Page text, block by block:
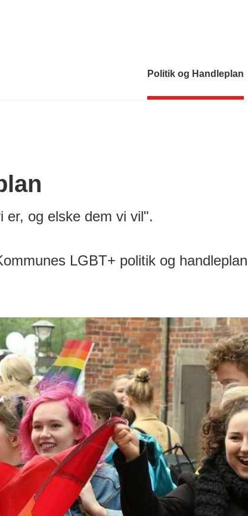
Politik og Handleplan
og elske dem vi vil".
LGBT+ politik og handleplan